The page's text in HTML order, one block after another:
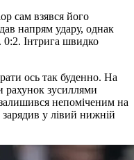
сам взявся його
напрям удару, однак
0:2. Інтрига швидко
ось так буденно. На
рахунок зусиллями
непоміченим на
зарядив у лівий нижній